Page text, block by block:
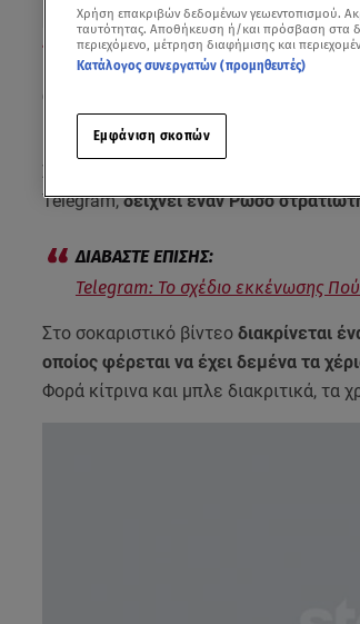
Στιγμιότυπα μετά από βομβαρδισμό στην
Οι φρικαλεότητες του
καταγγελία για τα όσα συμβαίνουν στην
Σύμφωνα με αυτή, βίντεο που
Telegram,δείχνει έναν Ρώσο
Telegram: Το σχέδιο εκκένωσης
Στο σοκαριστικό βίντεο διακρίνεται
οποίος φέρεται να έχει δεμένα τα
Φορά κίτρινα και μπλε διακριτικά,
Χρήση επακριβών δεδομένων γεωεντοπισμού.
ταυτότητας. Αποθήκευση ή/και πρόσβαση στα
περιεχόμενο, μέτρηση διαφήμισης και
Κατάλογος συνεργατών (προμηθευτές)
Εμφάνιση σκοπών